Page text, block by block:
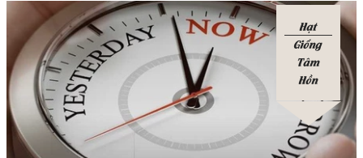
Hạt
Giống
Tâm
Hồn